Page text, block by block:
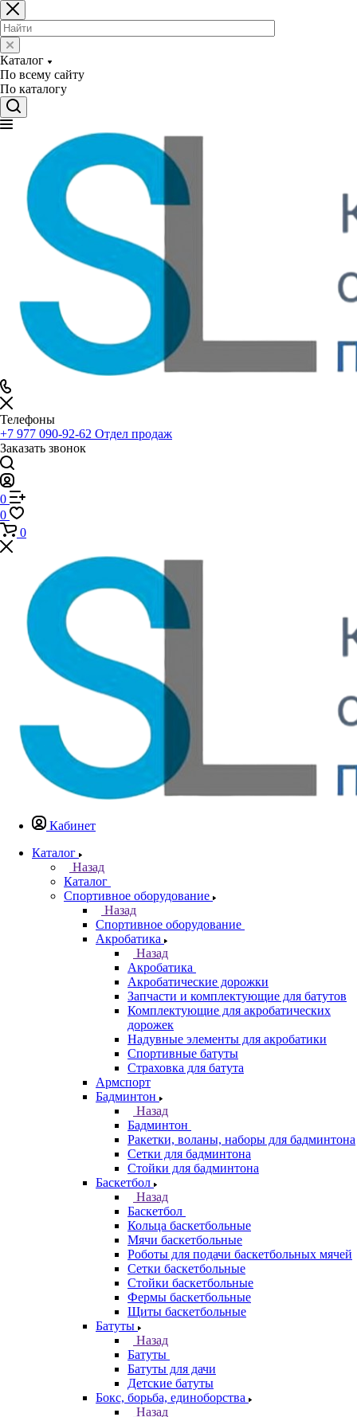
Каталог
По всему сайту
По каталогу
Телефоны
+7 977 090-92-62 Отдел продаж
Заказать звонок
0
0
0
Кабинет
Каталог
Назад
Каталог
Спортивное оборудование
Назад
Спортивное оборудование
Акробатика
Назад
Акробатика
Акробатические дорожки
Запчасти и комплектующие для батутов
Комплектующие для акробатических
дорожек
Надувные элементы для акробатики
Спортивные батуты
Страховка для батута
Армспорт
Бадминтон
Назад
Бадминтон
Ракетки, воланы, наборы для бадминтона
Сетки для бадминтона
Стойки для бадминтона
Баскетбол
Назад
Баскетбол
Кольца баскетбольные
Мячи баскетбольные
Роботы для подачи баскетбольных мячей
Сетки баскетбольные
Стойки баскетбольные
Фермы баскетбольные
Щиты баскетбольные
Батуты
Назад
Батуты
Батуты для дачи
Детские батуты
Бокс, борьба, единоборства
Назад